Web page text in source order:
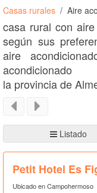
Casas rurales Aire
casa rural con
según sus
aire
la provincia de
Listado
Petit Hotel Es
Ubicado en Campohermoso